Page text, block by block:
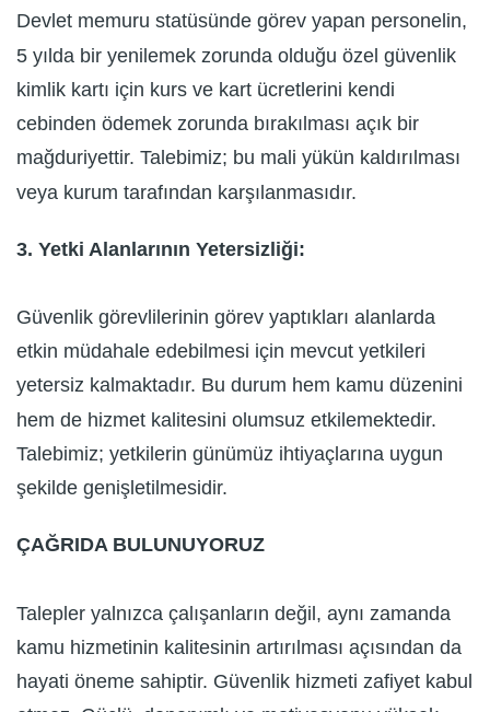
Devlet memuru statüsünde görev yapan personelin,
5 yılda bir yenilemek zorunda olduğu özel güvenlik
kimlik kartı için kurs ve kart ücretlerini kendi
cebinden ödemek zorunda bırakılması açık bir
mağduriyettir. Talebimiz; bu mali yükün kaldırılması
veya kurum tarafından karşılanmasıdır.
3. Yetki Alanlarının Yetersizliği:
Güvenlik görevlilerinin görev yaptıkları alanlarda
etkin müdahale edebilmesi için mevcut yetkileri
yetersiz kalmaktadır. Bu durum hem kamu düzenini
hem de hizmet kalitesini olumsuz etkilemektedir.
Talebimiz; yetkilerin günümüz ihtiyaçlarına uygun
şekilde genişletilmesidir.
ÇAĞRIDA BULUNUYORUZ
Talepler yalnızca çalışanların değil, aynı zamanda
kamu hizmetinin kalitesinin artırılması açısından da
hayati öneme sahiptir. Güvenlik hizmeti zafiyet kabul